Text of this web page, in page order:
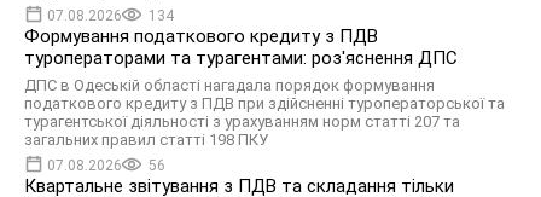
07.08.2026 134
Формування податкового кредиту з ПДВ
туроператорами та турагентами: роз'яснення ДПС
ДПС в Одеській області нагадала порядок формування
податкового кредиту з ПДВ при здійсненні туроператорської та
турагентської діяльності з урахуванням норм статті 207 та
загальних правил статті 198 ПКУ
07.08.2026 56
Квартальне звітування з ПДВ та складання тільки